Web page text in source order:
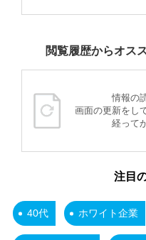
閲覧履歴からオス
情報の
画面の更新をし
経って
注目
40代 ホワイト企業